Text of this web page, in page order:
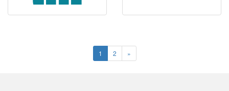
1 2 »